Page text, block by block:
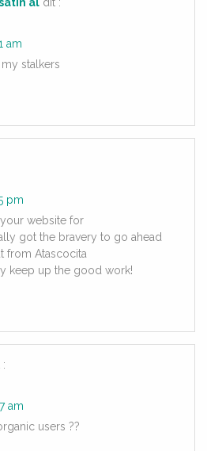
al dit :
am
my stalkers
pm
your website for
got the bravery to go ahead
from Atascocita
keep up the good work!
:
am
users ??